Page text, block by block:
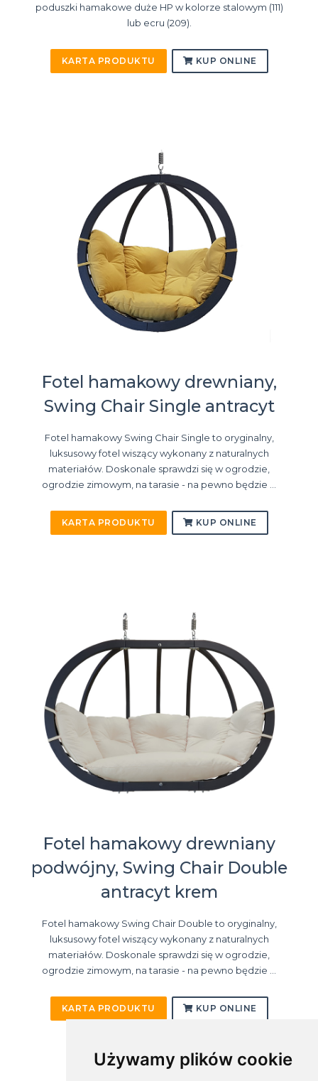
Używamy plików cookie
poduszki hamakowe duże HP w kolorze stalowym (111)
lub ecru (209).
KARTA PRODUKTU KUP ONLINE
Fotel hamakowy drewniany,
Swing Chair Single antracyt
Fotel hamakowy Swing Chair Single to oryginalny,
luksusowy fotel wiszący wykonany z naturalnych
materiałów. Doskonale sprawdzi się w ogrodzie,
ogrodzie zimowym, na tarasie - na pewno będzie ...
KARTA PRODUKTU KUP ONLINE
Fotel hamakowy drewniany
podwójny, Swing Chair Double
antracyt krem
Fotel hamakowy Swing Chair Double to oryginalny,
luksusowy fotel wiszący wykonany z naturalnych
materiałów. Doskonale sprawdzi się w ogrodzie,
ogrodzie zimowym, na tarasie - na pewno będzie ...
KARTA PRODUKTU KUP ONLINE